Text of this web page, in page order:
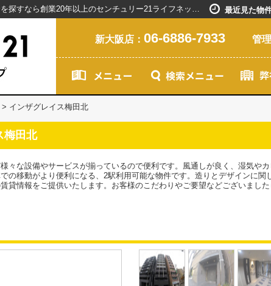
インザグレイス梅田北／新大阪駅で賃貸マンションを探すなら創業20年以上のセンチュリー21ライフネット・ライブグループ 最近見た物
新大阪店： 06-6886-7933 管
> インザグレイス梅田北
梅田北
々な設備やサービスが揃っているので便利です。風通しが良く、湿気や
の移動がより便利になる、2駅利用可能な物件です。造りとデザインに関
貸情報をご提供いたします。お客様のこだわりやご要望などございまし